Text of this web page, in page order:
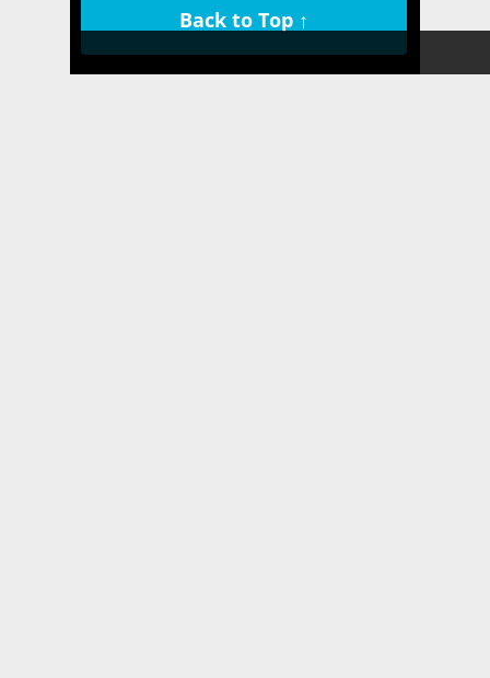
Back to Top ↑